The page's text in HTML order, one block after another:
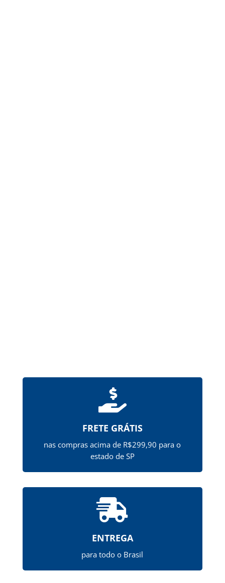

FRETE GRÁTIS
nas compras acima de R$299,90 para o
estado de SP

ENTREGA
para todo o Brasil